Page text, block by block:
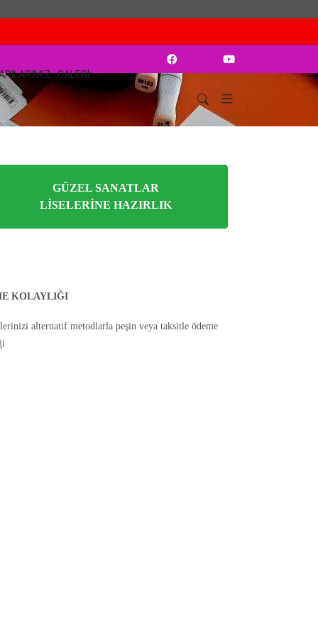
GALERI
GÜZEL SANATLAR
LİSELERİNE HAZIRLIK
KOLAYLIĞI
alternatif metodlarla peşin veya taksitle ödeme